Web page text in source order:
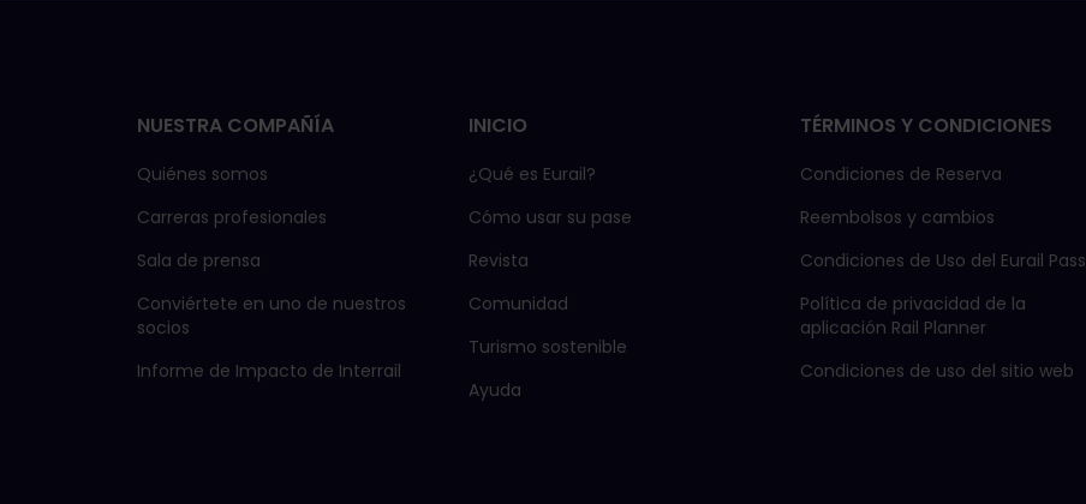
NUESTRA COMPAÑÍA
Quiénes somos
Carreras profesionales
Sala de prensa
Conviértete en uno de nuestros
socios
Informe de Impacto de Interrail
INICIO
¿Qué es Eurail?
Cómo usar su pase
Revista
Comunidad
Turismo sostenible
Ayuda
TÉRMINOS Y CONDICIONES
Condiciones de Reserva
Reembolsos y cambios
Condiciones de Uso del Eurail Pass
Política de privacidad de la
aplicación Rail Planner
Condiciones de uso del sitio web